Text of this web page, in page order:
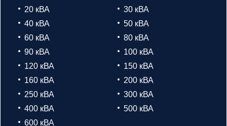
20 кВА
30 кВА
40 кВА
50 кВА
60 кВА
80 кВА
90 кВА
100 кВА
120 кВА
150 кВА
160 кВА
200 кВА
250 кВА
300 кВА
400 кВА
500 кВА
600 кВА